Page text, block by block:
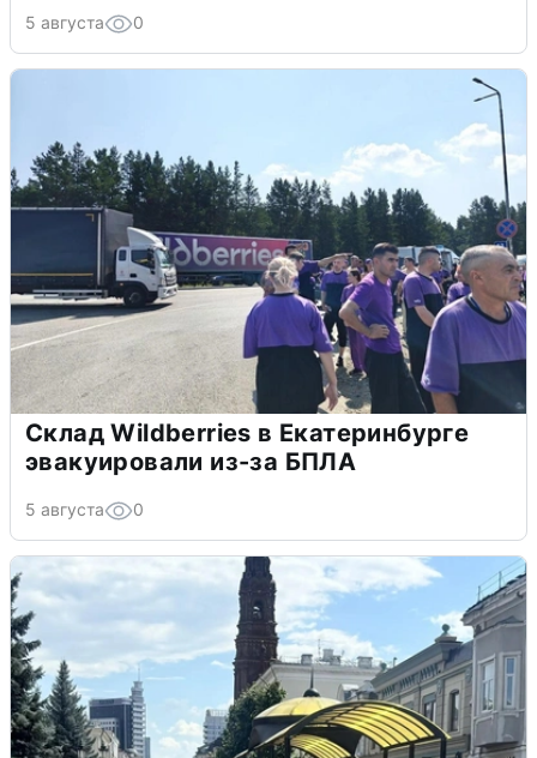
5 августа 0
Склад Wildberries в Екатеринбурге
эвакуировали из-за БПЛА
5 августа 0